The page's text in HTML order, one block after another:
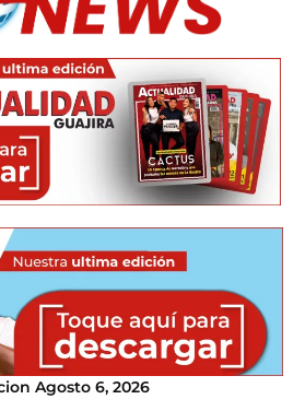
Agosto 6, 2026